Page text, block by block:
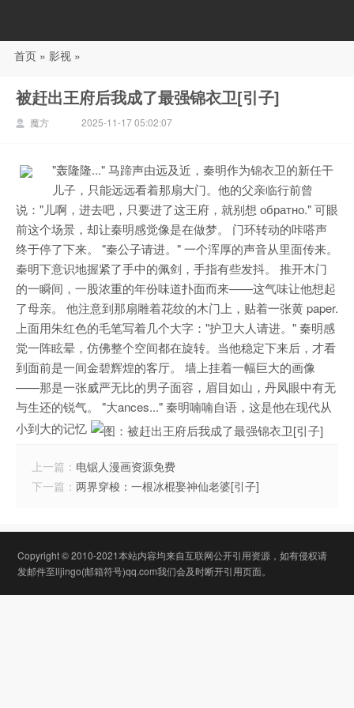
88影视
首页 » 影视 »
被赶出王府后我成了最强锦衣卫[引子]
魔方 2025-11-17 05:02:07
"轰隆隆..." 马蹄声由远及近，秦明作为锦衣卫的新任干
儿子，只能远远看着那扇大门。他的父亲临行前曾
说："儿啊，进去吧，只要进了这王府，就别想 обратно." 可眼
前这个场景，却让秦明感觉像是在做梦。 门环转动的咔嗒声
终于停了下来。 "秦公子请进。" 一个浑厚的声音从里面传来。
秦明下意识地握紧了手中的佩剑，手指有些发抖。 推开木门
的一瞬间，一股浓重的年份味道扑面而来——这气味让他想起
了母亲。 他注意到那扇雕着花纹的木门上，贴着一张黄 paper.
上面用朱红色的毛笔写着几个大字："护卫大人请进。" 秦明感
觉一阵眩晕，仿佛整个空间都在旋转。当他稳定下来后，才看
到面前是一间金碧辉煌的客厅。 墙上挂着一幅巨大的画像
——那是一张威严无比的男子面容，眉目如山，丹凤眼中有无
与生还的锐气。 "大ances..." 秦明喃喃自语，这是他在现代从
小到大的记忆
上一篇： 电锯人漫画资源免费
下一篇： 两界穿梭：一根冰棍娶神仙老婆[引子]
Copyright © 2010-2021本站内容均来自互联网公开引用资源，如有侵权请
发邮件至lljingo(邮箱符号)qq.com我们会及时断开引用页面。